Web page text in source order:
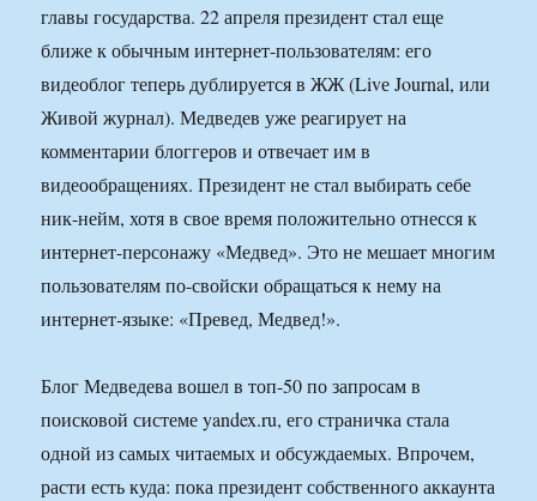
главы государства. 22 апреля президент стал еще
ближе к обычным интернет-пользователям: его
видеоблог теперь дублируется в ЖЖ (Livе Journal, или
Живой журнал). Медведев уже реагирует на
комментарии блоггеров и отвечает им в
видеообращениях. Президент не стал выбирать себе
ник-нейм, хотя в свое время положительно отнесся к
интернет-персонажу «Медвед». Это не мешает многим
пользователям по-свойски обращаться к нему на
интернет-языке: «Превед, Медвед!».
Блог Медведева вошел в топ-50 по запросам в
поисковой системе yandex.ru, его страничка стала
одной из самых читаемых и обсуждаемых. Впрочем,
расти есть куда: пока президент собственного аккаунта